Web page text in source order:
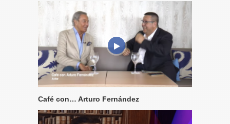
Café con… Arturo Fernández